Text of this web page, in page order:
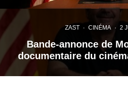
ZAST · CINÉMA · 2
Bande-annonce de
documentaire du